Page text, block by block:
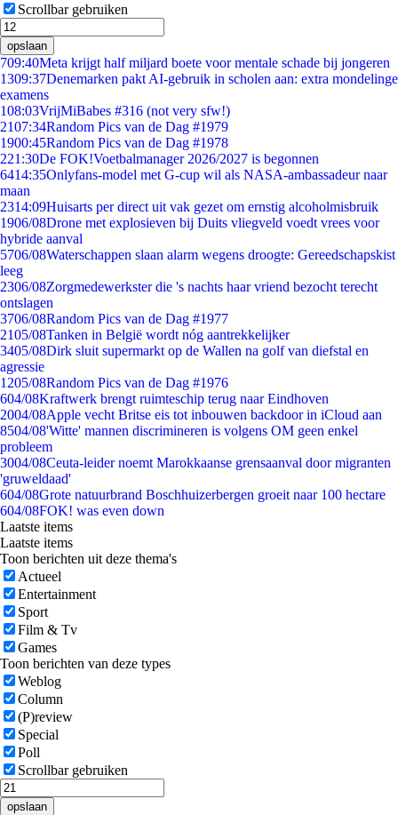
Scrollbar gebruiken
opslaan
709:40Meta krijgt half miljard boete voor mentale schade bij jongeren
1309:37Denemarken pakt AI-gebruik in scholen aan: extra mondelinge
examens
108:03VrijMiBabes #316 (not very sfw!)
2107:34Random Pics van de Dag #1979
1900:45Random Pics van de Dag #1978
221:30De FOK!Voetbalmanager 2026/2027 is begonnen
6414:35Onlyfans-model met G-cup wil als NASA-ambassadeur naar
maan
2314:09Huisarts per direct uit vak gezet om ernstig alcoholmisbruik
1906/08Drone met explosieven bij Duits vliegveld voedt vrees voor
hybride aanval
5706/08Waterschappen slaan alarm wegens droogte: Gereedschapskist
leeg
2306/08Zorgmedewerkster die 's nachts haar vriend bezocht terecht
ontslagen
3706/08Random Pics van de Dag #1977
2105/08Tanken in België wordt nóg aantrekkelijker
3405/08Dirk sluit supermarkt op de Wallen na golf van diefstal en
agressie
1205/08Random Pics van de Dag #1976
604/08Kraftwerk brengt ruimteschip terug naar Eindhoven
2004/08Apple vecht Britse eis tot inbouwen backdoor in iCloud aan
8504/08'Witte' mannen discrimineren is volgens OM geen enkel
probleem
3004/08Ceuta-leider noemt Marokkaanse grensaanval door migranten
'gruweldaad'
604/08Grote natuurbrand Boschhuizerbergen groeit naar 100 hectare
604/08FOK! was even down
Laatste items
Laatste items
Toon berichten uit deze thema's
Actueel
Entertainment
Sport
Film & Tv
Games
Toon berichten van deze types
Weblog
Column
(P)review
Special
Poll
Scrollbar gebruiken
opslaan